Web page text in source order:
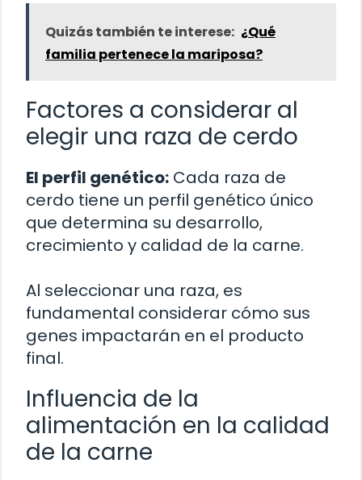
Quizás también te interese: ¿Qué
familia pertenece la mariposa?
Factores a considerar al
elegir una raza de cerdo
El perfil genético: Cada raza de
cerdo tiene un perfil genético único
que determina su desarrollo,
crecimiento y calidad de la carne.
Al seleccionar una raza, es
fundamental considerar cómo sus
genes impactarán en el producto
final.
Influencia de la
alimentación en la calidad
de la carne